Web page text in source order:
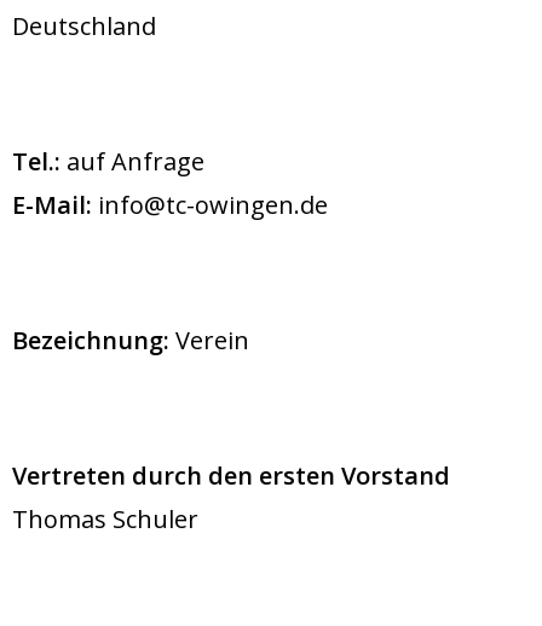
Deutschland
Tel.: auf Anfrage
E-Mail: info@tc-owingen.de
Bezeichnung: Verein
Vertreten durch den ersten Vorstand
Thomas Schuler